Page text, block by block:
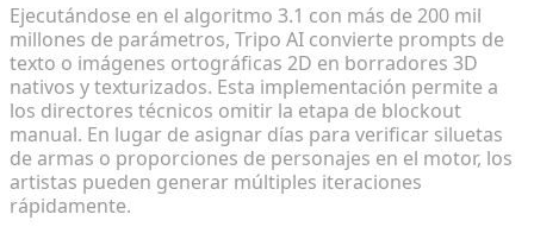
Ejecutándose en el algoritmo 3.1 con más de 200 mil
millones de parámetros, Tripo AI convierte prompts de
texto o imágenes ortográficas 2D en borradores 3D
nativos y texturizados. Esta implementación permite a
los directores técnicos omitir la etapa de blockout
manual. En lugar de asignar días para verificar siluetas
de armas o proporciones de personajes en el motor, los
artistas pueden generar múltiples iteraciones
rápidamente.